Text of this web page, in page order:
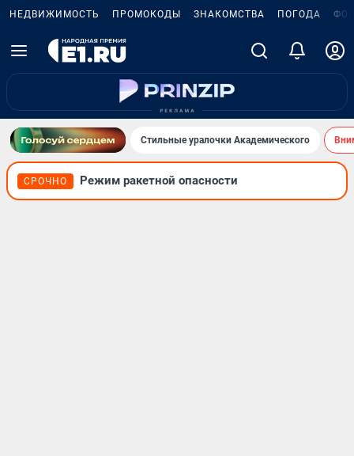
НЕДВИЖИМОСТЬ ПРОМОКОДЫ ЗНАКОМСТВА ПОГОДА
Стильные уралочки Академического
СРОЧНО Режим ракетной опасности